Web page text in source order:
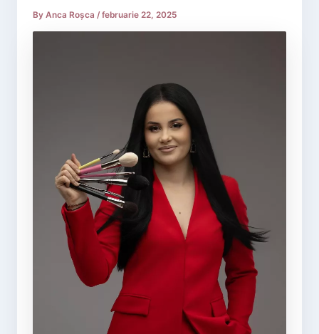
By Anca Roșca /februarie 22, 2025